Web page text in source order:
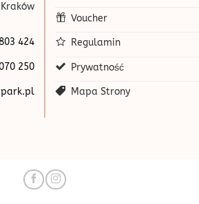
Kraków
424
250
Voucher
Regulamin
Prywatność
Mapa Strony